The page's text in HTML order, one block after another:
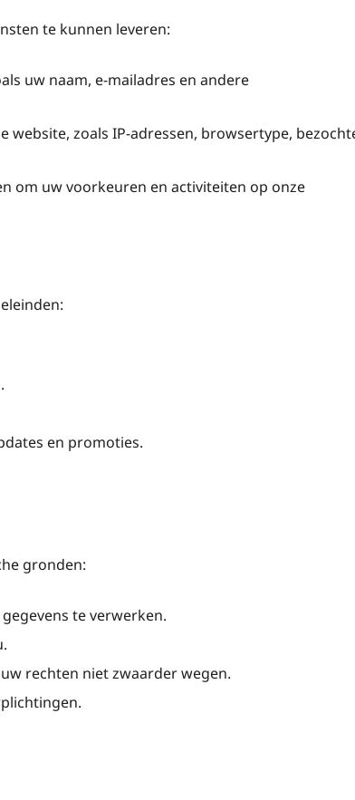
te kunnen leveren:
uw naam, e-mailadres en andere
zoals IP-adressen, browsertype,
om uw voorkeuren en activiteiten op onze
en promoties.
gronden:
te verwerken.
rechten niet zwaarder wegen.